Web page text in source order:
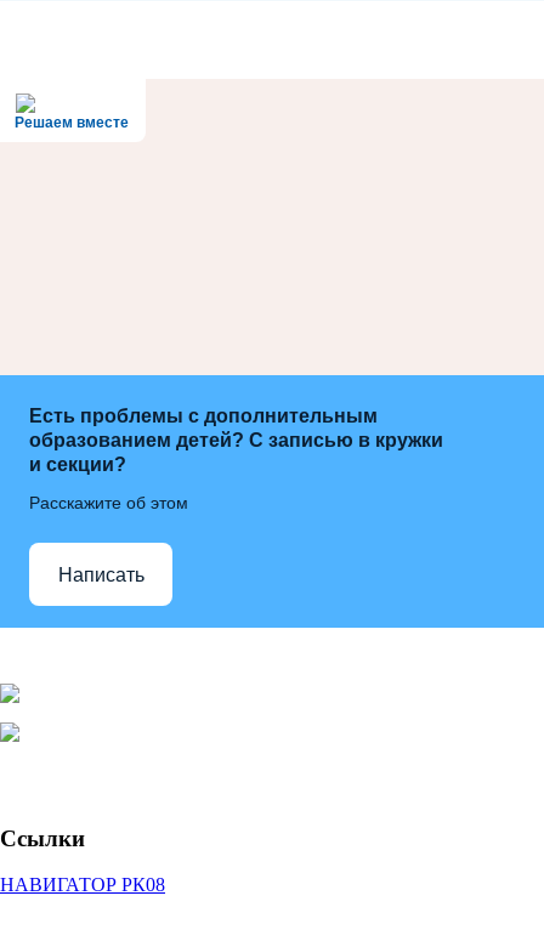
Решаем вместе
Есть проблемы с дополнительным
образованием детей? С записью в кружки
и секции?
Расскажите об этом
Написать
Ссылки
НАВИГАТОР РК08